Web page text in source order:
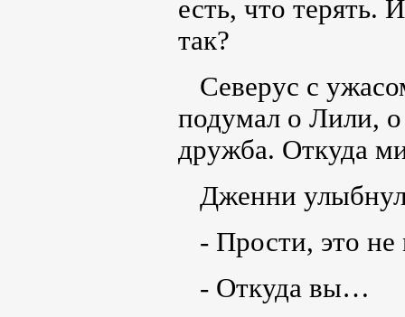
есть, что терять.
так?
Северус с
подумал о Лили, о
дружба. Откуда
Дженни
- Прости, это не
- Откуда вы…